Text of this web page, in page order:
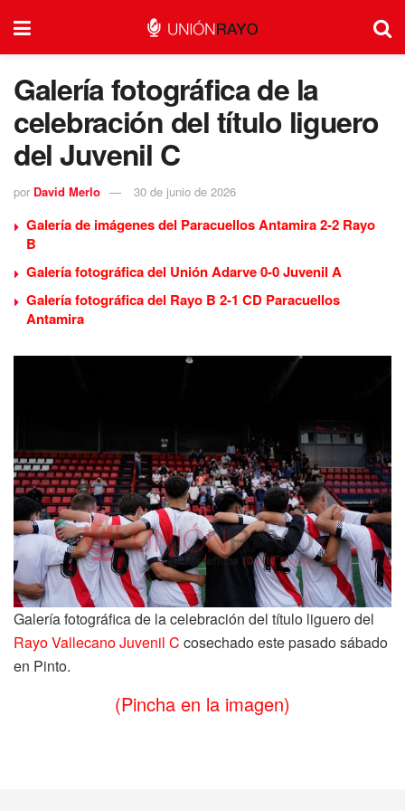
Galería fotográfica de la
celebración del título liguero
del Juvenil C
por David Merlo 30 de junio de 2026
Galería de imágenes del Paracuellos Antamira 2-2 Rayo
B
Galería fotográfica del Unión Adarve 0-0 Juvenil A
Galería fotográfica del Rayo B 2-1 CD Paracuellos
Antamira
Galería fotográfica de la celebración del título liguero del
Rayo Vallecano Juvenil C cosechado este pasado sábado
en Pinto.
(Pincha en la imagen)